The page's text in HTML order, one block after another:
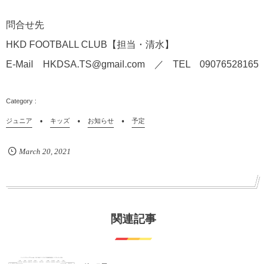
問合せ先
HKD FOOTBALL CLUB【担当・清水】
E-Mail HKDSA.TS@gmail.com ／ TEL 09076528165
ジュニア キッズ お知らせ 予定
March 20, 2021
関連記事